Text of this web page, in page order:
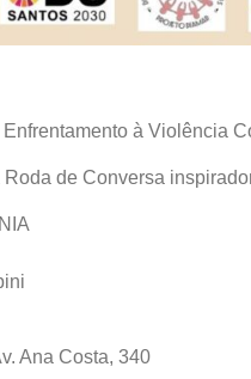
à Violência
de Conversa
Ana Costa, 340